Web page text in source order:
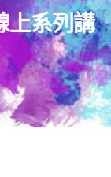
上系列講